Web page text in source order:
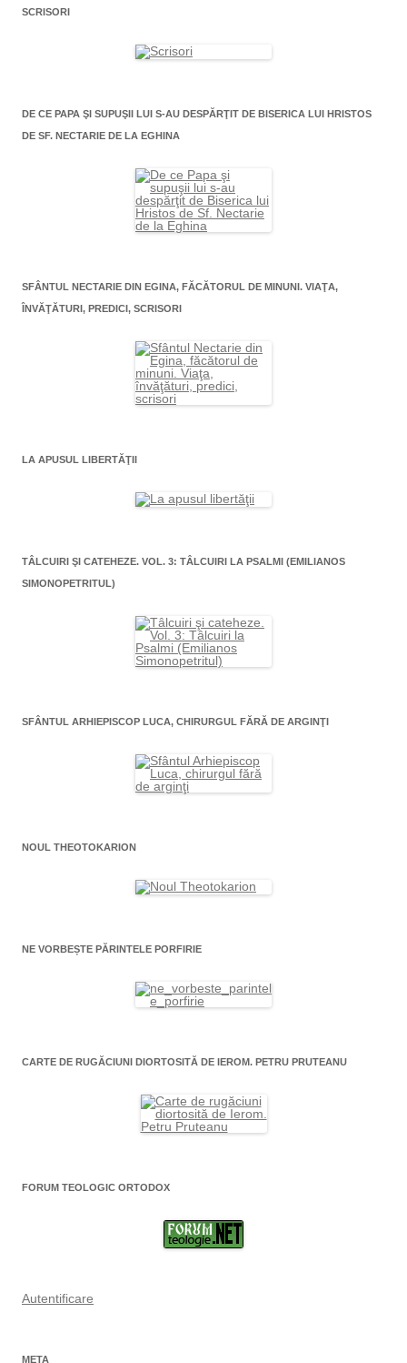
SCRISORI
DE CE PAPA ŞI SUPUŞII LUI S-AU DESPĂRŢIT DE BISERICA LUI HRISTOS
DE SF. NECTARIE DE LA EGHINA
SFÂNTUL NECTARIE DIN EGINA, FĂCĂTORUL DE MINUNI. VIAŢA,
ÎNVĂŢĂTURI, PREDICI, SCRISORI
LA APUSUL LIBERTĂŢII
TÂLCUIRI ŞI CATEHEZE. VOL. 3: TÂLCUIRI LA PSALMI (EMILIANOS
SIMONOPETRITUL)
SFÂNTUL ARHIEPISCOP LUCA, CHIRURGUL FĂRĂ DE ARGINŢI
NOUL THEOTOKARION
NE VORBEȘTE PĂRINTELE PORFIRIE
CARTE DE RUGĂCIUNI DIORTOSITĂ DE IEROM. PETRU PRUTEANU
FORUM TEOLOGIC ORTODOX
Autentificare
META